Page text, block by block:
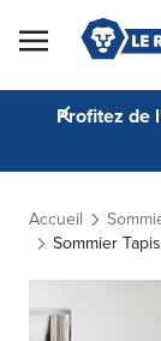
Skip to Content
Profitez de
Accueil
Sommier